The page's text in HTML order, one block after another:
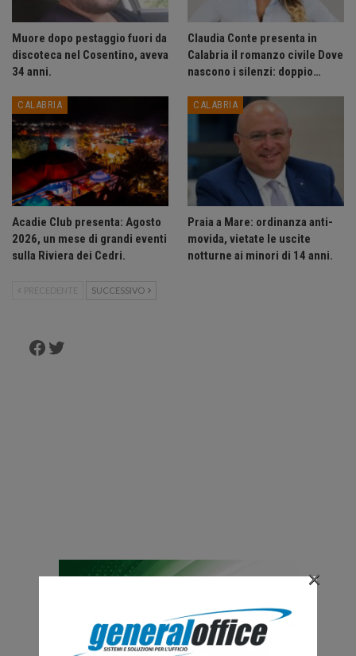
Muore dopo pestaggio fuori da
discoteca nel Cosentino, aveva
34 anni.
Claudia Conte presenta in
Calabria il romanzo civile Dove
nascono i silenzi: doppio…
CALABRIA
Acadie Club presenta: Agosto
2026, un mese di grandi eventi
sulla Riviera dei Cedri.
CALABRIA
Praia a Mare: ordinanza anti-
movida, vietate le uscite
notturne ai minori di 14 anni.
PRECEDENTE SUCCESSIVO
Facebook
Twitter
×